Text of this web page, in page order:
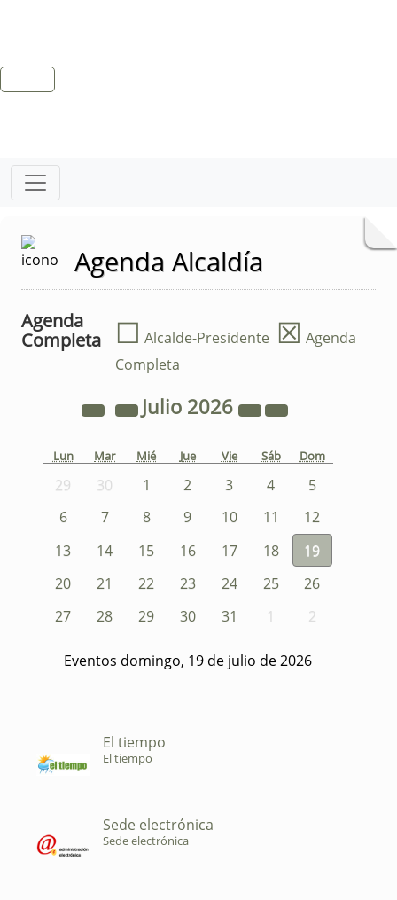
Agenda Alcaldía
Agenda
Completa
☐ Alcalde-Presidente ☒ Agenda
Completa
Julio 2026
Lun Mar Mié Jue Vie Sáb Dom
29 30 1 2 3 4
5
6
7 8 9 10 11
12
13
14 15 16 17 18
19
20
21 22 23 24 25
26
27
28 29 30 31 1 2
Eventos domingo, 19 de julio de 2026
El tiempo
El tiempo
Sede electrónica
Sede electrónica